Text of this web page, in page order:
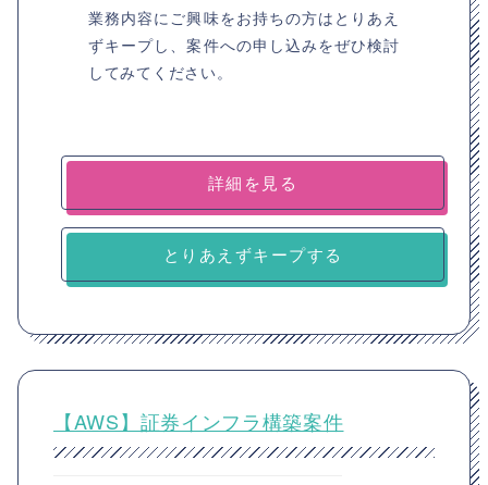
業務内容にご興味をお持ちの方はとりあえ
ずキープし、案件への申し込みをぜひ検討
してみてください。
詳細を見る
とりあえずキープする
【AWS】証券インフラ構築案件